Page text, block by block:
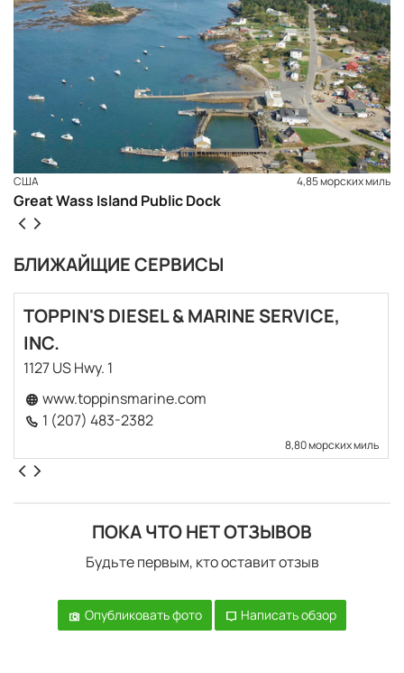
США 4,85 морских миль
Great Wass Island Public Dock
БЛИЖАЙЩИЕ СЕРВИСЫ
TOPPIN'S DIESEL & MARINE SERVICE,
INC.
1127 US Hwy. 1
www.toppinsmarine.com
1 (207) 483-2382
8,80 морских миль
ПОКА ЧТО НЕТ ОТЗЫВОВ
Будьте первым, кто оставит отзыв
Опубликовать фото Написать обзор
ЗАБРОНИРОВАТЬ